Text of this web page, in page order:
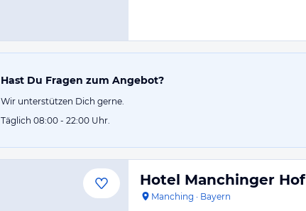
Hast Du Fragen zum Angebot?
Wir unterstützen Dich gerne.
Täglich 08:00 - 22:00 Uhr.
Hotel Manchinger Hof
Manching · Bayern